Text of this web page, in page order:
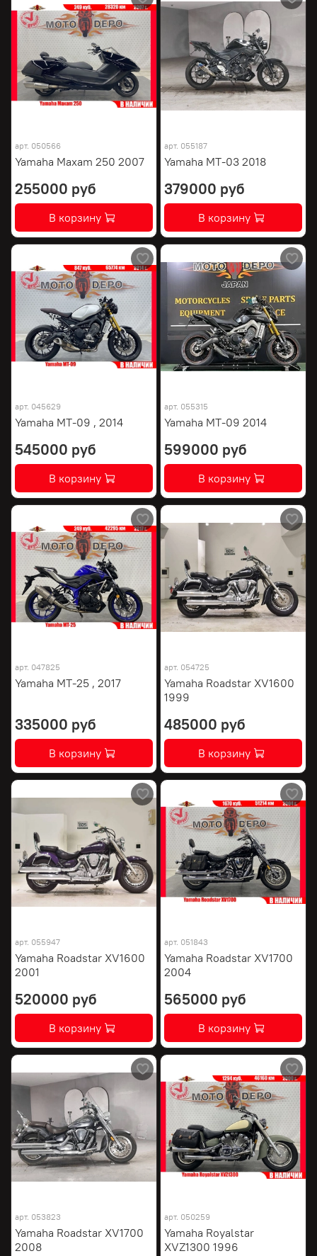
арт. 050566
Yamaha Maxam 250 2007
255000 руб
В корзину
арт. 055187
Yamaha MT-03 2018
379000 руб
В корзину
арт. 045629
Yamaha MT-09 , 2014
545000 руб
В корзину
арт. 055315
Yamaha MT-09 2014
599000 руб
В корзину
арт. 047825
Yamaha MT-25 , 2017
335000 руб
В корзину
арт. 054725
Yamaha Roadstar XV1600
1999
485000 руб
В корзину
арт. 055947
Yamaha Roadstar XV1600
2001
520000 руб
В корзину
арт. 051843
Yamaha Roadstar XV1700
2004
565000 руб
В корзину
арт. 053823
Yamaha Roadstar XV1700
2008
арт. 050259
Yamaha Royalstar
XVZ1300 1996